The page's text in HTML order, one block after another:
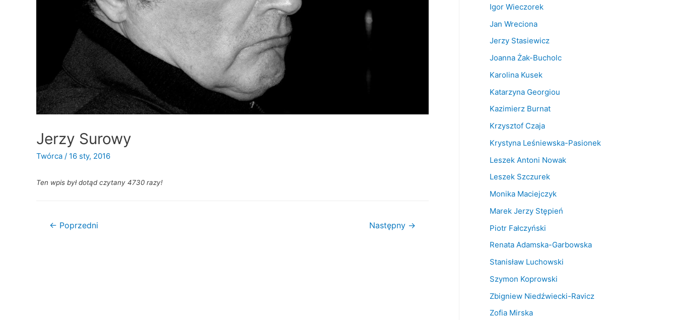
Jerzy Surowy
Twórca / 16 sty, 2016
Ten wpis był dotąd czytany 4730 razy!
Nawigacja
← Poprzedni Następny →
Igor Wieczorek
Jan Wreciona
Jerzy Stasiewicz
Joanna Żak-Bucholc
Karolina Kusek
Katarzyna Georgiou
Kazimierz Burnat
Krzysztof Czaja
Krystyna Leśniewska-Pasionek
Leszek Antoni Nowak
Leszek Szczurek
Monika Maciejczyk
Marek Jerzy Stępień
Piotr Fałczyński
Renata Adamska-Garbowska
Stanisław Luchowski
Szymon Koprowski
Zbigniew Niedźwiecki-Ravicz
Zofia Mirska